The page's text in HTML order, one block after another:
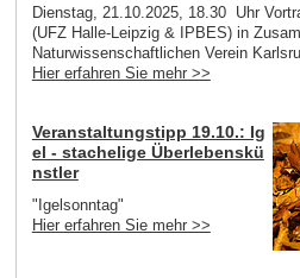
Dienstag, 21.10.2025, 18.30 Uhr
(UFZ Halle-Leipzig & IPBES) in
Naturwissenschaftlichen Verein
Hier erfahren Sie mehr >>
Veranstaltungstipp 19.10.: Ig
el - stachelige Überlebenskü
nstler
"Igelsonntag"
Hier erfahren Sie mehr >>